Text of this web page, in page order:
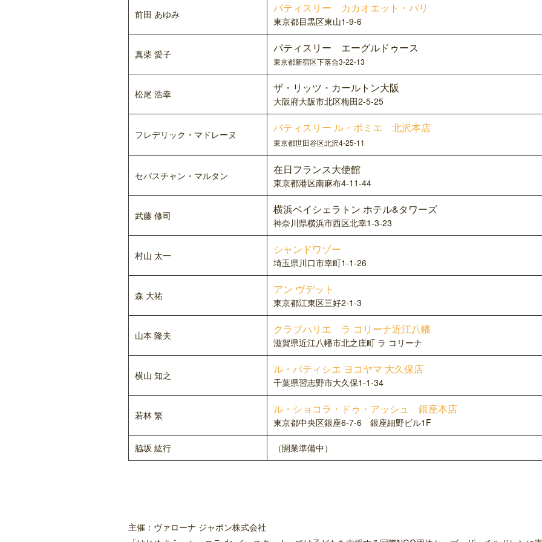
前田 あゆみ パティスリー カカオエット・パリ
東京都目黒区東山1-9-6
真柴 愛子 パティスリー エーグルドゥース
東京都新宿区下落合3-22-13
松尾 浩幸 ザ・リッツ・カールトン大阪
大阪府大阪市北区梅田2-5-25
フレデリック・マドレーヌ パティスリー ル・ポミエ 北沢本店
東京都世田谷区北沢4-25-11
セバスチャン・マルタン 在日フランス大使館
東京都港区南麻布4-11-44
武藤 修司 横浜ベイシェラトン ホテル&タワーズ
神奈川県横浜市西区北幸1-3-23
村山 太一 シャンドワゾー
埼玉県川口市幸町1-1-26
森 大祐 アン ヴデット
東京都江東区三好2-1-3
山本 隆夫 クラブハリエ ラ コリーナ近江八幡
滋賀県近江八幡市北之庄町 ラ コリーナ
横山 知之 ル・パティシエ ヨコヤマ 大久保店
千葉県習志野市大久保1-1-34
若林 繁 ル・ショコラ・ドゥ・アッシュ 銀座本店
東京都中央区銀座6-7-6 銀座細野ビル1F
脇坂 紘行 （開業準備中）
主催：ヴァローナ ジャポン株式会社